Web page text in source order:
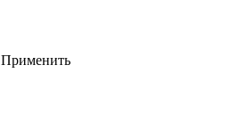
Применить